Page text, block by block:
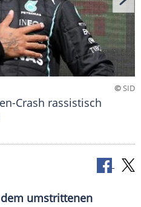
©SID
Crash rassistisch
umstrittenen